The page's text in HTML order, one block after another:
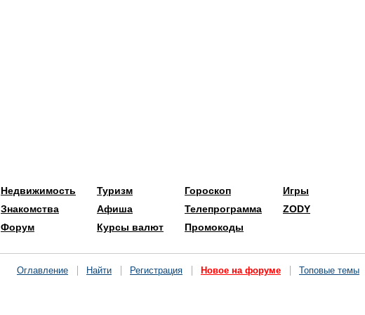
Недвижимость
Знакомства
Форум
Туризм
Афиша
Курсы валют
Гороскоп
Телепрограмма
Промокоды
Игры
ZODY
Оглавление Найти Регистрация Новое на форуме Топовые темы